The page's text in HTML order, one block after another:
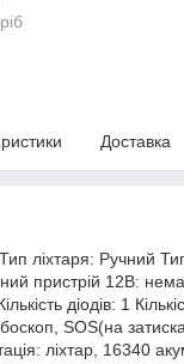
Доставка
ліхтаря: Ручний
пристрій 12В:
діодів: 1
SOS(на
ліхтар, 16340